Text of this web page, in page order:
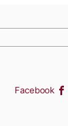
Facebook